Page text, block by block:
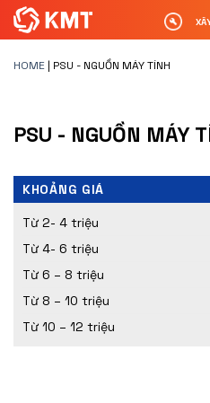
HOME | PSU - NGUỒN MÁY TÍNH
PSU - NGUỒN MÁY
KHOẢNG GIÁ
Từ 2- 4 triệu
Từ 4- 6 triệu
Từ 6 – 8 triệu
Từ 8 – 10 triệu
Từ 10 – 12 triệu